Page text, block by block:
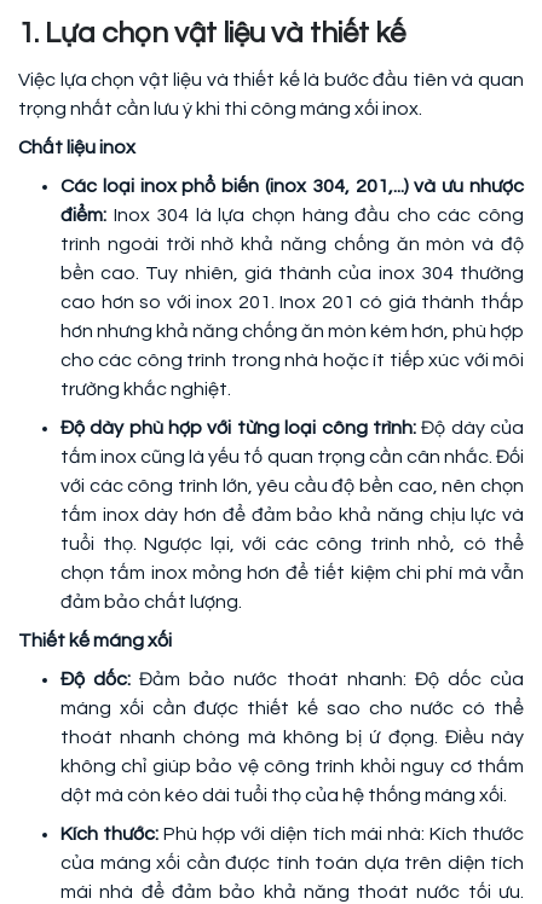
1. Lựa chọn vật liệu và thiết kế
Việc lựa chọn vật liệu và thiết kế là bước đầu tiên và quan
trọng nhất cần lưu ý khi thi công máng xối inox.
Chất liệu inox
Các loại inox phổ biến (inox 304, 201,...) và ưu nhược
điểm: Inox 304 là lựa chọn hàng đầu cho các công
trình ngoài trời nhờ khả năng chống ăn mòn và độ
bền cao. Tuy nhiên, giá thành của inox 304 thường
cao hơn so với inox 201. Inox 201 có giá thành thấp
hơn nhưng khả năng chống ăn mòn kém hơn, phù hợp
cho các công trình trong nhà hoặc ít tiếp xúc với môi
trường khắc nghiệt.
Độ dày phù hợp với từng loại công trình:Độ dày của
tấm inox cũng là yếu tố quan trọng cần cân nhắc. Đối
với các công trình lớn, yêu cầu độ bền cao, nên chọn
tấm inox dày hơn để đảm bảo khả năng chịu lực và
tuổi thọ. Ngược lại, với các công trình nhỏ, có thể
chọn tấm inox mỏng hơn để tiết kiệm chi phí mà vẫn
đảm bảo chất lượng.
Thiết kế máng xối
Độ dốc: Đảm bảo nước thoát nhanh: Độ dốc của
máng xối cần được thiết kế sao cho nước có thể
thoát nhanh chóng mà không bị ứ đọng. Điều này
không chỉ giúp bảo vệ công trình khỏi nguy cơ thấm
dột mà còn kéo dài tuổi thọ của hệ thống máng xối.
Kích thước: Phù hợp với diện tích mái nhà: Kích thước
của máng xối cần được tính toán dựa trên diện tích
mái nhà để đảm bảo khả năng thoát nước tối ưu.